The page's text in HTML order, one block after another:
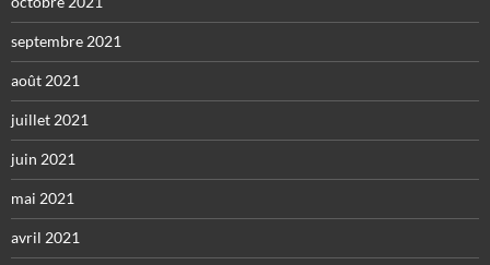
septembre 2021
août 2021
juillet 2021
juin 2021
mai 2021
avril 2021